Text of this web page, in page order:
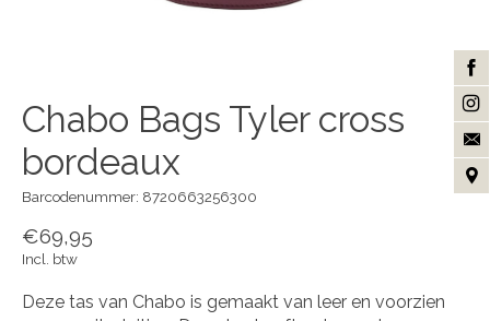
Chabo Bags Tyler cross
bordeaux
Barcodenummer: 8720663256300
€69,95
Incl. btw
Deze tas van Chabo is gemaakt van leer en voorzien